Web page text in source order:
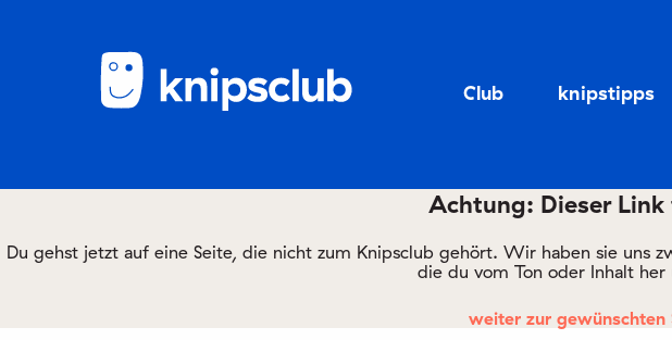
Club knipstipps
Achtung: Dieser
Du gehst jetzt auf eine Seite, die nicht zum Knipsclub gehört. Wir haben sie uns
die du vom Ton oder Inhalt
weiter zur